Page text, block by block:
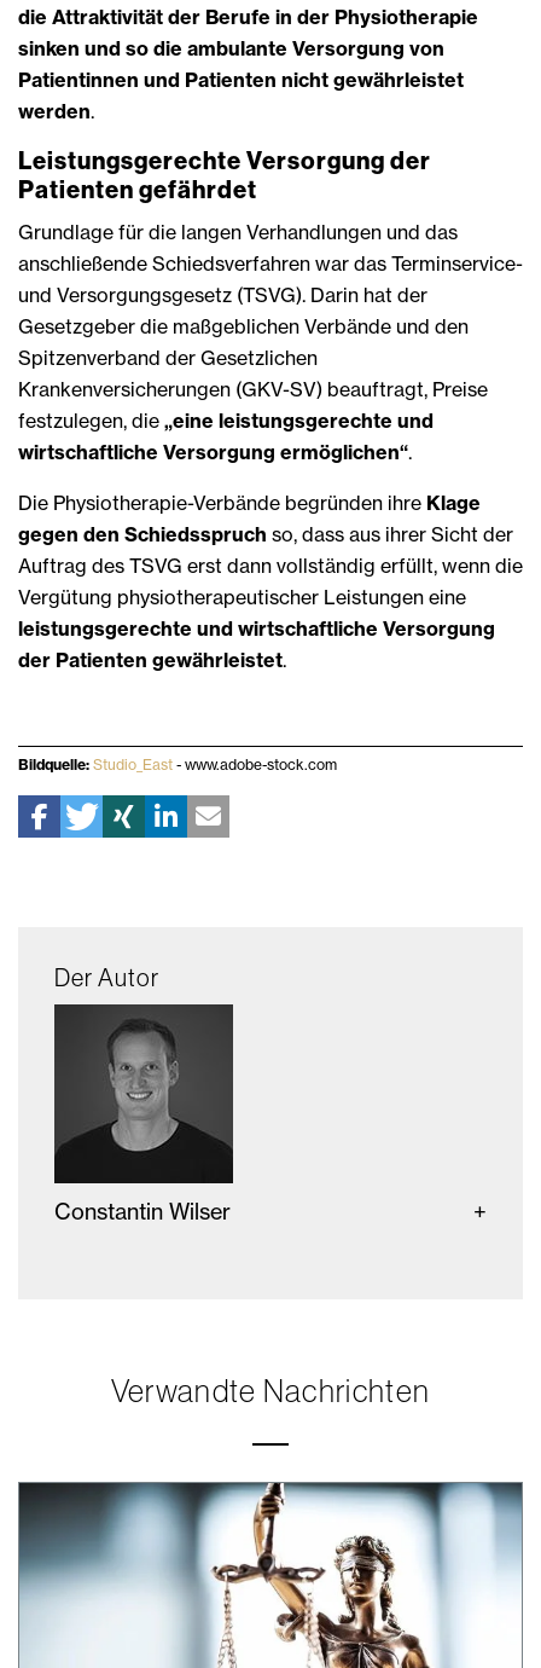
die Attraktivität der Berufe in der Physiotherapie
sinken und so die ambulante Versorgung von
Patientinnen und Patienten nicht gewährleistet
werden.
Leistungsgerechte Versorgung der
Patienten gefährdet
Grundlage für die langen Verhandlungen und das
anschließende Schiedsverfahren war das Terminservice-
und Versorgungsgesetz (TSVG). Darin hat der
Gesetzgeber die maßgeblichen Verbände und den
Spitzenverband der Gesetzlichen
Krankenversicherungen (GKV-SV) beauftragt, Preise
festzulegen, die „eine leistungsgerechte und
wirtschaftliche Versorgung ermöglichen“.
Die Physiotherapie-Verbände begründen ihre Klage
gegen den Schiedsspruch so, dass aus ihrer Sicht der
Auftrag des TSVG erst dann vollständig erfüllt, wenn die
Vergütung physiotherapeutischer Leistungen eine
leistungsgerechte und wirtschaftliche Versorgung
der Patienten gewährleistet.
Bildquelle: Studio_East - www.adobe-stock.com
Der Autor
Constantin Wilser
Verwandte Nachrichten